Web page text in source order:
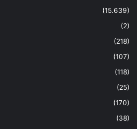
(15.639)
(2)
(218)
(107)
(118)
(25)
(170)
(38)